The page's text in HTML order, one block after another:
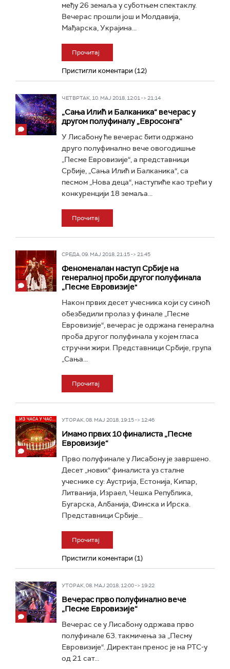
међу 26 земаља у суботњем спектаклу.
Вечерас прошли још и Молдавија,
Мађарска, Украјина...
Прочитај
Пристигли коментари (12)
ЧЕТВРТАК, 10. МАЈ 2018, 12:01 -> 21:14
„Сања Илић и Балканика“ вечерас у
другом полуфиналу „Евросонга“
У Лисабону ће вечерас бити одржано
друго полуфинално вече овогодишње
„Песме Евровизије“, а представници
Србије, „Сања Илић и Балканика“, са
песмом „Нова деца“, наступиће као трећи у
конкуренцији 18 земаља...
Прочитај
СРЕДА, 09. МАЈ 2018, 21:15 -> 21:45
Феноменалан наступ Србије на
генералној проби другог полуфинала
„Песме Евровизије"
Након првих десет учесника који су синоћ
обезбедили пролаз у финале „Песме
Евровизије“, вечерас је одржана генерална
проба другог полуфинала у којем гласа
стручни жири. Представници Србије, група
„Сања...
Прочитај
УТОРАК, 08. МАЈ 2018, 19:15 -> 12:46
Имамо првих 10 финалиста „Песме
Евровизије“
Прво полуфинале у Лисабону је завршено.
Десет „нових“ финалиста уз сталне
учеснике су: Аустрија, Естонија, Кипар,
Литванија, Израел, Чешка Република,
Бугарска, Албанија, Финска и Ирска.
Представници Србије...
Прочитај
Пристигли коментари (1)
УТОРАК, 08. МАЈ 2018, 12:00 -> 19:22
Вечерас прво полуфинално вече
„Песме Евровизије“
Вечерас се у Лисабону одржава прво
полуфинале 63. такмичења за „Песму
Евровизије“. Директан пренос је на РТС-у
од 21 сат...